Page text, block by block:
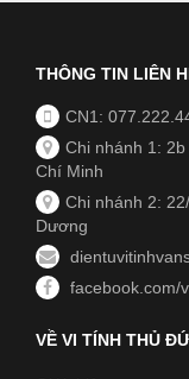
THÔNG TIN LIÊN
CN1:
Chi nhánh 1:
Chí Minh
Chi nhánh 2:
Dương
facebook.com/
VỀ VI TÍNH THỦ